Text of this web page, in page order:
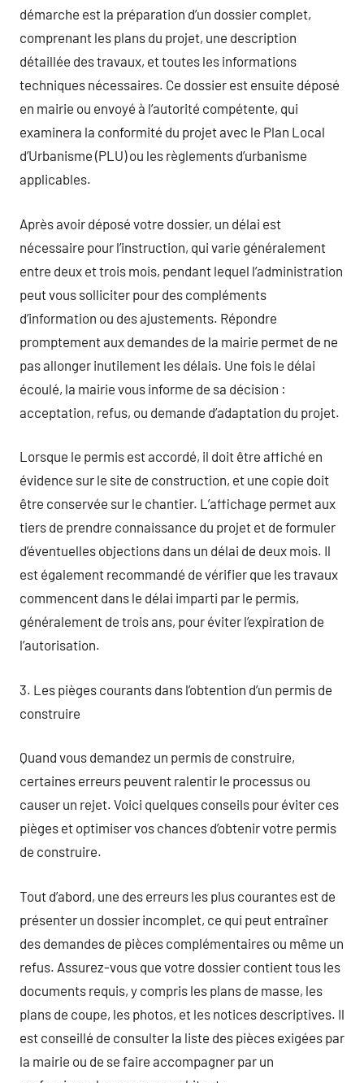
démarche est la préparation d’un dossier complet,
comprenant les plans du projet, une description
détaillée des travaux, et toutes les informations
techniques nécessaires. Ce dossier est ensuite déposé
en mairie ou envoyé à l’autorité compétente, qui
examinera la conformité du projet avec le Plan Local
d’Urbanisme (PLU) ou les règlements d’urbanisme
applicables.
Après avoir déposé votre dossier, un délai est
nécessaire pour l’instruction, qui varie généralement
entre deux et trois mois, pendant lequel l’administration
peut vous solliciter pour des compléments
d’information ou des ajustements. Répondre
promptement aux demandes de la mairie permet de ne
pas allonger inutilement les délais. Une fois le délai
écoulé, la mairie vous informe de sa décision :
acceptation, refus, ou demande d’adaptation du projet.
Lorsque le permis est accordé, il doit être affiché en
évidence sur le site de construction, et une copie doit
être conservée sur le chantier. L’affichage permet aux
tiers de prendre connaissance du projet et de formuler
d’éventuelles objections dans un délai de deux mois. Il
est également recommandé de vérifier que les travaux
commencent dans le délai imparti par le permis,
généralement de trois ans, pour éviter l’expiration de
l’autorisation.
3. Les pièges courants dans l’obtention d’un permis de
construire
Quand vous demandez un permis de construire,
certaines erreurs peuvent ralentir le processus ou
causer un rejet. Voici quelques conseils pour éviter ces
pièges et optimiser vos chances d’obtenir votre permis
de construire.
Tout d’abord, une des erreurs les plus courantes est de
présenter un dossier incomplet, ce qui peut entraîner
des demandes de pièces complémentaires ou même un
refus. Assurez-vous que votre dossier contient tous les
documents requis, y compris les plans de masse, les
plans de coupe, les photos, et les notices descriptives. Il
est conseillé de consulter la liste des pièces exigées par
la mairie ou de se faire accompagner par un